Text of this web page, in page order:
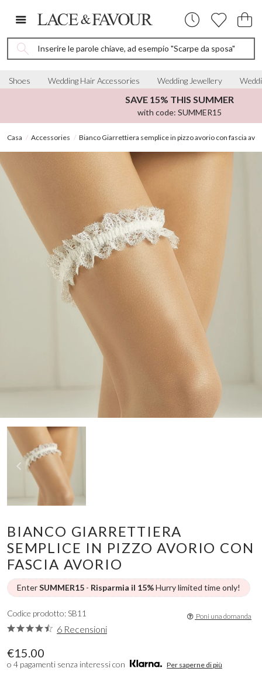
Inserire le parole chiave, ad esempio "Scarpe da sposa"
Shoes Wedding Hair Accessories Wedding Jewellery
SAVE 15% THIS SUMMER
with code: SUMMER15
Casa Accessories Bianco Giarrettiera semplice in pizzo avorio con fascia
BIANCO GIARRETTIERA
SEMPLICE IN PIZZO AVORIO CON
FASCIA AVORIO
EnterSUMMER15 - Risparmia il 15%Hurry limited time only!
€15.00
o 4 pagamenti senza interessi con Per saperne di più
Codice prodotto: SB11
6 Recensioni
Poni una domanda